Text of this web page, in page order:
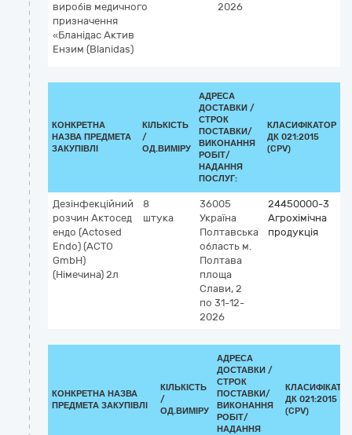
виробів медичного
призначення
«Бланідас Актив
Ензим (Blanidas)
2026
КОНКРЕТНА
НАЗВА ПРЕДМЕТА
ЗАКУПІВЛІ
КІЛЬКІСТЬ
/
ОД.ВИМІРУ
АДРЕСА
ДОСТАВКИ /
СТРОК
ПОСТАВКИ/
ВИКОНАННЯ
РОБІТ/
НАДАННЯ
ПОСЛУГ:
КЛАСИФІКАТОР
ДК 021:2015
(CPV)
Дезінфекційний
розчин Актосед
ендо (Actosed
Endo) (ACTO
GmbH)
(Німечина) 2л
8
штука
36005
Україна
Полтавська
область м.
Полтава
площа
Слави, 2
по 31-12-
2026
24450000-3
Агрохімічна
продукція
КОНКРЕТНА НАЗВА
ПРЕДМЕТА ЗАКУПІВЛІ
КІЛЬКІСТЬ
/
ОД.ВИМІРУ
АДРЕСА
ДОСТАВКИ /
СТРОК
ПОСТАВКИ/
ВИКОНАННЯ
РОБІТ/
НАДАННЯ
ДК 021:2015
(CPV)